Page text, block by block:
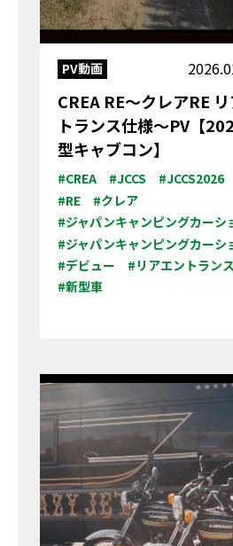
PV動画
CREA RE～クレアRE
トランス仕様～PV【
型キャブコン】
#CREA #JCCS #JCCS2026
#RE
#クレア
#ジャパンキャンピングカーシ
#ジャパンキャンピングカーシ
#デビュー
#リアエントランス
#新型車